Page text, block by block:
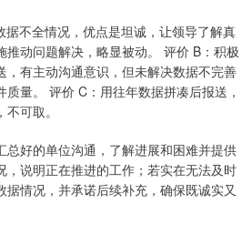
不全情况，优点是坦诚，让领导了解真
推动问题解决，略显被动。 评价 B：积极
，有主动沟通意识，但未解决数据不完善
量。 评价 C：用往年数据拼凑后报送，
可取。
总好的单位沟通，了解进展和困难并提供
，说明正在推进的工作；若实在无法及时
据情况，并承诺后续补充，确保既诚实又